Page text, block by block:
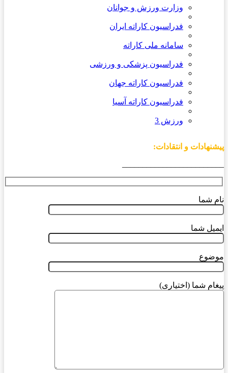
وزارت ورزش و جوانان
فدراسیون کاراته ایران
سامانه ملی کاراته
فدراسیون پزشکی و ورزشی
فدراسیون کاراته جهان
فدراسیون کاراته آسیا
ورزش 3
پیشنهادات و انتقادات:
نام شما
ایمیل شما
موضوع
پیغام شما (اختیاری)